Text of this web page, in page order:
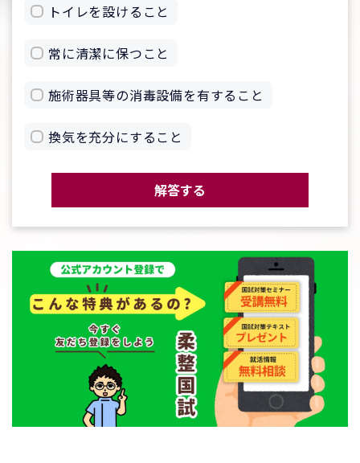
トイレを設けること
常に清潔に保つこと
施術器具等の消毒設備を有すること
換気を充分にすること
解答する